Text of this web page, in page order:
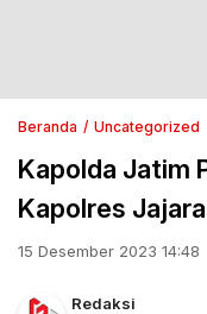
Beranda Uncategorized
Kapolda Jatim
Kapolres
15 Desember 2023 14:48
Redaksi